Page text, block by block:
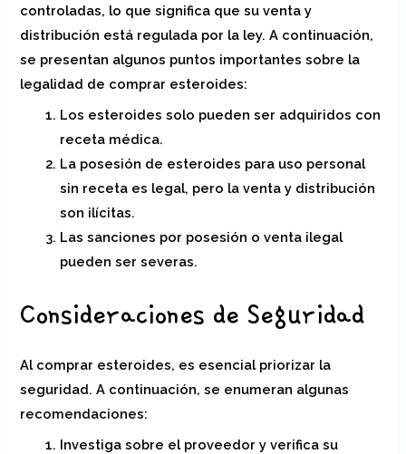
controladas, lo que significa que su venta y
distribución está regulada por la ley. A continuación,
se presentan algunos puntos importantes sobre la
legalidad de comprar esteroides:
Los esteroides solo pueden ser adquiridos con
receta médica.
La posesión de esteroides para uso personal
sin receta es legal, pero la venta y distribución
son ilícitas.
Las sanciones por posesión o venta ilegal
pueden ser severas.
Consideraciones de Seguridad
Al comprar esteroides, es esencial priorizar la
seguridad. A continuación, se enumeran algunas
recomendaciones:
Investiga sobre el proveedor y verifica su